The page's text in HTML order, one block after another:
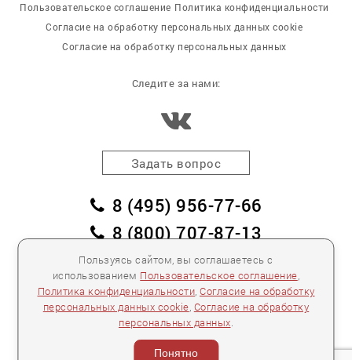
Пользуясь сайтом, вы соглашаетесь с
использованием Пользовательское соглашение
Политика конфиденциальности Согласие на обработку
персональных данных cookie Согласие на обработку
персональных данных
Понятно
Пользовательское соглашение Политика конфиденциальности
Согласие на обработку персональных данных cookie
Согласие на обработку персональных данных
Следите за нами:
Задать вопрос
8 (495) 956-77-66
8 (800) 707-87-13
заказать обратный звонок
пл. Победы, дом 2, корпус 2
Для спецификаций и предложений:info@mebelclub.ru
Выставленные на данном сайте предложения
публичной офертой не являются.
Количество товара ограничено.